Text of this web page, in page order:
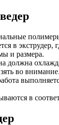
в
и размера.
должна
во внимание.
в